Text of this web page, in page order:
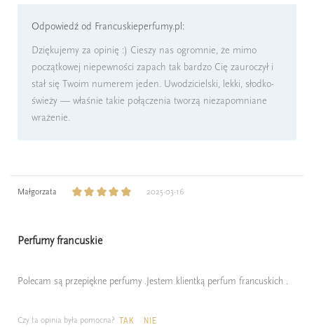
Odpowiedź od Francuskieperfumy.pl:
Dziękujemy za opinię :) Cieszy nas ogromnie, że mimo
początkowej niepewności zapach tak bardzo Cię zauroczył i
stał się Twoim numerem jeden. Uwodzicielski, lekki, słodko-
świeży — właśnie takie połączenia tworzą niezapomniane
wrażenie.
Małgorzata 2025-03-16
Perfumy francuskie
Polecam są przepiękne perfumy .Jestem klientką perfum francuskich .
Czy ta opinia była pomocna? TAK NIE